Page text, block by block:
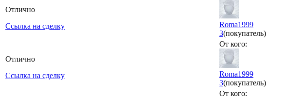
Отлично
Ссылка на сделку
Roma1999
3(покупатель)
Отлично
Ссылка на сделку
От кого:
Roma1999
3(покупатель)
От кого: